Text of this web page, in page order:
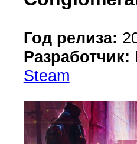
Год релиза:
Разработчик:
Steam